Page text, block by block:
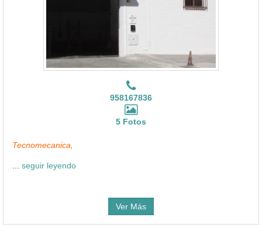
958167836
5 Fotos
Tecnomecanica,
seguir leyendo
Ver Más